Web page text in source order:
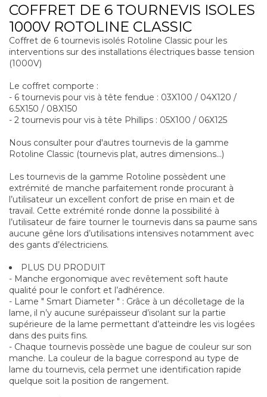
COFFRET DE 6 TOURNEVIS ISOLES
1000V ROTOLINE CLASSIC
Coffret de 6 tournevis isolés Rotoline Classic pour les
interventions sur des installations électriques basse tension
(1000V)
Le coffret comporte :
- 6 tournevis pour vis à tête fendue : 03X100 / 04X120 /
6.5X150 / 08X150
- 2 tournevis pour vis à tête Phillips : 05X100 / 06X125
Nous consulter pour d'autres tournevis de la gamme
Rotoline Classic (tournevis plat, autres dimensions...)
Les tournevis de la gamme Rotoline possèdent une
extrémité de manche parfaitement ronde procurant à
l’utilisateur un excellent confort de prise en main et de
travail. Cette extrémité ronde donne la possibilité à
l’utilisateur de faire tourner le tournevis dans sa paume sans
aucune gêne lors d’utilisations intensives notamment avec
des gants d’électriciens.
PLUS DU PRODUIT
- Manche ergonomique avec revêtement soft haute
qualité pour le confort et l’adhérence.
- Lame " Smart Diameter " : Grâce à un décolletage de la
lame, il n’y aucune surépaisseur d’isolant sur la partie
supérieure de la lame permettant d’atteindre les vis logées
dans des puits fins.
- Chaque tournevis possède une bague de couleur sur son
manche. La couleur de la bague correspond au type de
lame du tournevis, cela permet une identification rapide
quelque soit la position de rangement.